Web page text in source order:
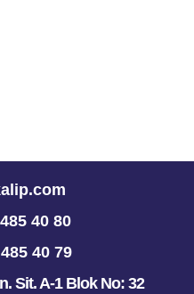
40 80
40 79
Sit. A-1 Blok No: 32